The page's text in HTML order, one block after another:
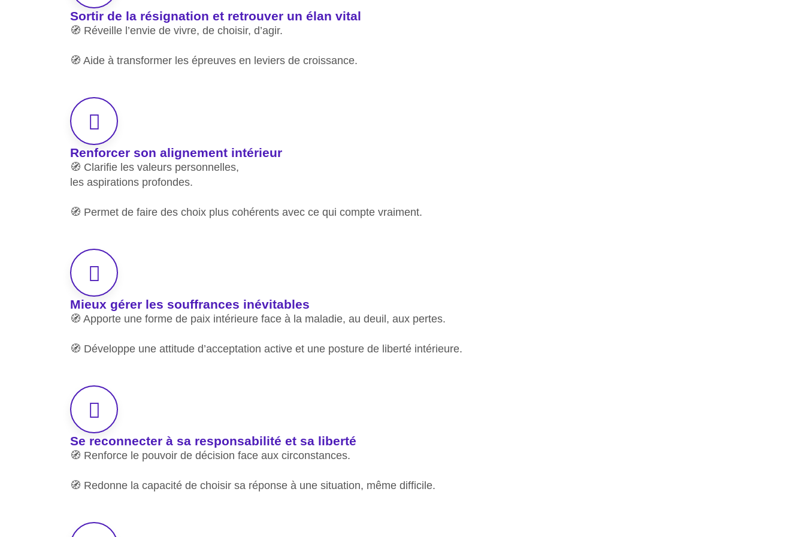
Sortir de la résignation et retrouver un élan vital
🧭 Réveille l’envie de vivre, de choisir, d’agir.
🧭 Aide à transformer les épreuves en leviers de croissance.
Renforcer son alignement intérieur
🧭 Clarifie les valeurs personnelles,
les aspirations profondes.
🧭 Permet de faire des choix plus cohérents avec ce qui compte vraiment.
Mieux gérer les souffrances inévitables
🧭 Apporte une forme de paix intérieure face à la maladie, au deuil, aux pertes.
🧭 Développe une attitude d’acceptation active et une posture de liberté intérieure.
Se reconnecter à sa responsabilité et sa liberté
🧭 Renforce le pouvoir de décision face aux circonstances.
🧭 Redonne la capacité de choisir sa réponse à une situation, même difficile.